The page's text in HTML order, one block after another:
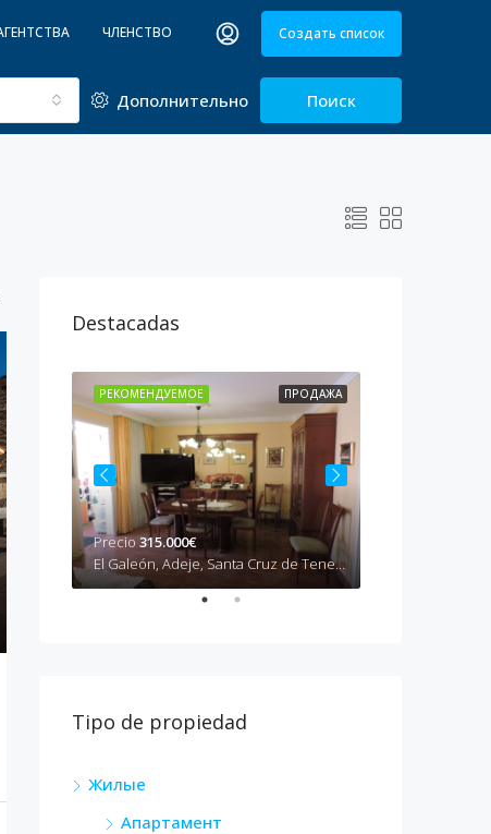
ЧЛЕНСТВО Создать список
Дополнительно Поиск
Destacadas
ПРОДАЖА
РЕКОМЕНДУЕМОЕ
Precio315.000€
El Galeón, Adeje, Santa Cruz de Tenerife, Canarias, 38670, España
Tipo de propiedad
Жилые
Апартамент